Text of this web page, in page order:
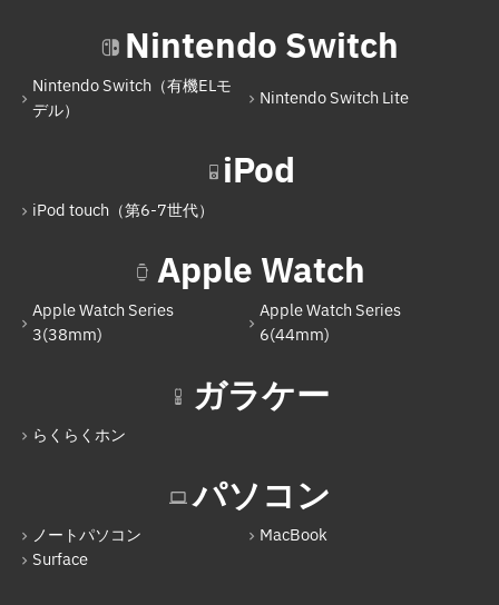
iPad Air（第4世代）
iPad Pro 11インチ（第3世代）
iPad mini（第6世代）
iPad（第9世代）
iPad Air（第5世代）
iPad Pro 11インチ（第4世代）
iPad（第10世代）
Nintendo Switch
Nintendo Switch（有機ELモデル）
iPod touch（第6-7世代）
Nintendo Switch
Nintendo Switch（有機ELモ
デル）
Nintendo Switch Lite
iPod
iPod touch（第6-7世代）
Apple Watch
Apple Watch Series
3(38mm)
Apple Watch Series
6(44mm)
ガラケー
らくらくホン
パソコン
ノートパソコン
MacBook
Surface